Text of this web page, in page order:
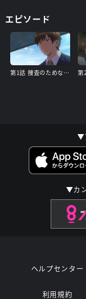
エピソード
第1話 捜査のためなんだから・・・！
▼
▼カ
ヘルプセンター
利用規約